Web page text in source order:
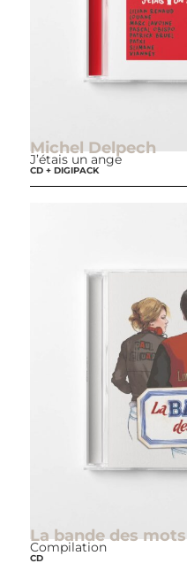
Michel Delpech
J’étais un ange
CD + DIGIPACK
La bande des mots
Compilation
CD